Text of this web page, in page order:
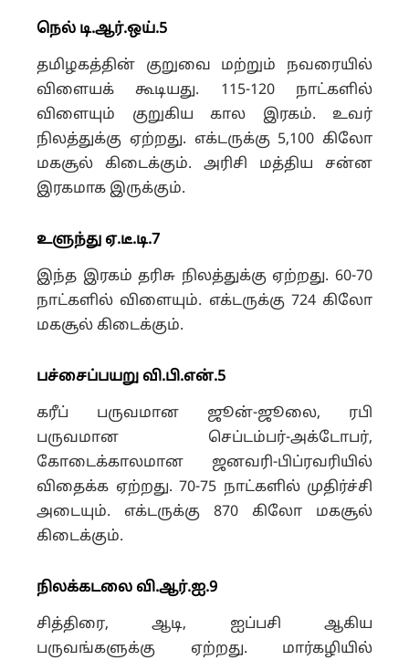
நெல் டி.ஆர்.ஒய்.5
தமிழகத்தின் குறுவை மற்றும் நவரையில்
விளையக் கூடியது. 115-120 நாட்களில்
விளையும் குறுகிய கால இரகம். உவர்
நிலத்துக்கு ஏற்றது. எக்டருக்கு 5,100 கிலோ
மகசூல் கிடைக்கும். அரிசி மத்திய சன்ன
இரகமாக இருக்கும்.
உளுந்து ஏ.டீ.டி.7
இந்த இரகம் தரிசு நிலத்துக்கு ஏற்றது. 60-70
நாட்களில் விளையும். எக்டருக்கு 724 கிலோ
மகசூல் கிடைக்கும்.
பச்சைப்பயறு வி.பி.என்.5
கரீப் பருவமான ஜூன்-ஜூலை, ரபி
பருவமான செப்டம்பர்-அக்டோபர்,
கோடைக்காலமான ஜனவரி-பிப்ரவரியில்
விதைக்க ஏற்றது. 70-75 நாட்களில் முதிர்ச்சி
அடையும். எக்டருக்கு 870 கிலோ மகசூல்
கிடைக்கும்.
நிலக்கடலை வி.ஆர்.ஐ.9
சித்திரை, ஆடி, ஐப்பசி ஆகிய
பருவங்களுக்கு ஏற்றது. மார்கழியில்